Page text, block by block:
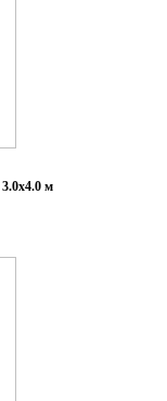
3.0х4.0 м